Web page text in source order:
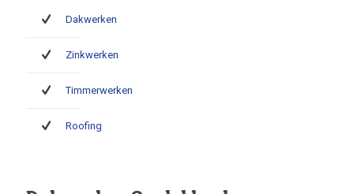
Dakwerken
Zinkwerken
Timmerwerken
Roofing